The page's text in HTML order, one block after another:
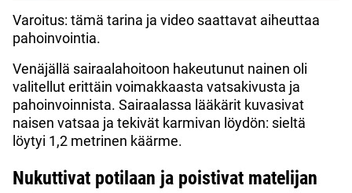
Varoitus: tämä tarina ja video saattavat aiheuttaa
pahoinvointia.
Venäjällä sairaalahoitoon hakeutunut nainen oli
valitellut erittäin voimakkaasta vatsakivusta ja
pahoinvoinnista. Sairaalassa lääkärit kuvasivat
naisen vatsaa ja tekivät karmivan löydön: sieltä
löytyi 1,2 metrinen käärme.
Nukuttivat potilaan ja poistivat matelijan